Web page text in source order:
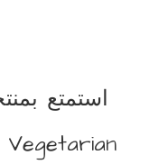
Vegetarian